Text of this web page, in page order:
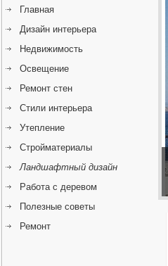
Главная
Дизайн интерьера
Недвижимость
Освещение
Ремонт стен
Стили интерьера
Утепление
Стройматериалы
Ландшафтный дизайн
Работа с деревом
Полезные советы
Ремонт